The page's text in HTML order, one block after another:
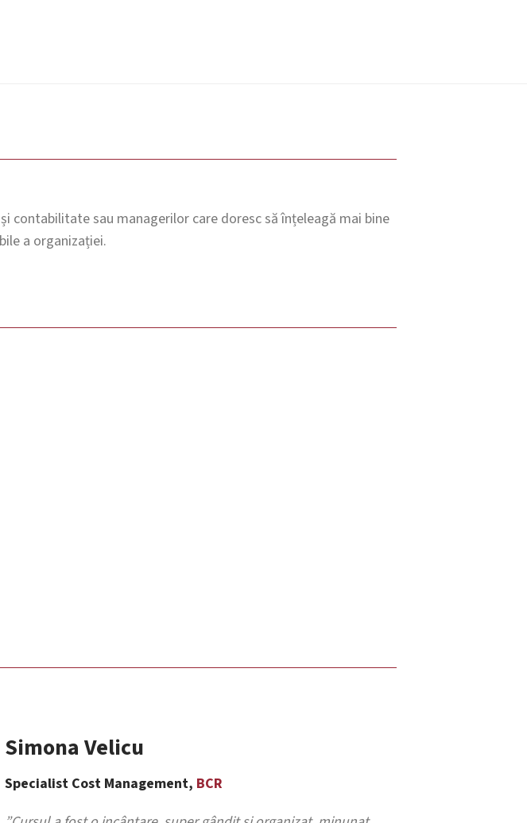
contabilitate sau managerilor care doresc să înțeleagă mai bine
a organizației.
Simona Velicu
Specialist Cost Management, BCR